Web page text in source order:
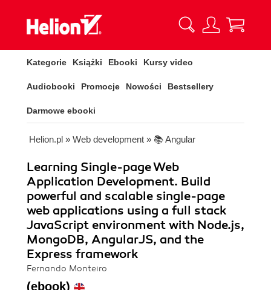
Kategorie Książki Ebooki Kursy video
Audiobooki Promocje Nowości Bestsellery
Darmowe ebooki
Helion.pl » Web development » 📚 Angular
Learning Single-page Web
Application Development. Build
powerful and scalable single-page
web applications using a full stack
JavaScript environment with Node.js,
MongoDB, AngularJS, and the
Express framework
Fernando Monteiro
(ebook)